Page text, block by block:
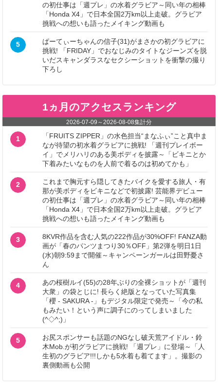
の初仕事は「週プレ」の水着グラビア～同い年の相棒
「Honda X4」で日本全国2万km以上走破。グラビア
挑戦への想いも語ったメイキング動画も
5
ぱーてぃーちゃんの信子(31)がまさかの初グラビアに
挑戦! 「FRIDAY」でおなじみのタイトなジーンズを脱
いだスキャンダラスなセクシーショットを衝撃の撮り
下ろし
1ヵ月のアクセスランキング
2026-07-09 ～ 2026-08-08集計分
1
「FRUITS ZIPPER」の水色担当“まなふぃ”こと真中ま
なが待望の初水着グラビアに挑戦! 「週刊プレイボー
イ」でメリハリのある美ボディを披露～「ビキニとか
下着みたいなものを人前で着るのは初めてかも」
2
これまで胸元すら隠してきたバイクを愛する旅人・有
那が美ボディをビキニなどで初披露! 芸能界デビュー
の初仕事は「週プレ」の水着グラビア～同い年の相棒
「Honda X4」で日本全国2万km以上走破。グラビア
挑戦への想いも語ったメイキング動画も
3
8KVR作品を含む人気の222作品が30%OFF! FANZA動
画が「春のパンツまつり30％OFF」第2弾を明日1日
(水)朝9:59まで開催～キャンペーンガールは田野憂さ
ん
4
あの桜樹ルイ(55)の28年ぶりの全裸ショットが「週刊
大衆」の袋とじに! 長らく絶版となっていた写真集
「櫻 - SAKURA -」もデジタル限定で発売～「今の私
もみたい！という声に調子にのってしまいました
(^◇^;)」
5
お尻スポンサーも話題のNGなし破天荒アイドル・鈴
木Mob.が初グラビアに挑戦! 「週プレ」に登場～「人
生初のグラビア!!!しかも5水着も着てます」。撮影の
裏側動画も公開